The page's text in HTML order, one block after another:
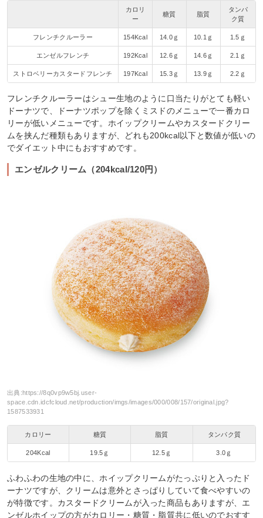
カロリ
ー
糖質 脂質
タンパ
ク質
フレンチクルーラー 154Kcal 14.0ｇ 10.1ｇ 1.5ｇ
エンゼルフレンチ 192Kcal 12.6ｇ 14.6ｇ 2.1ｇ
ストロベリーカスタードフレンチ 197Kcal 15.3ｇ 13.9ｇ 2.2ｇ
フレンチクルーラーはシュー生地のように口当たりがとても軽い
ドーナツで、ドーナツポップを除くミスドのメニューで一番カロ
リーが低いメニューです。ホイップクリームやカスタードクリー
ムを挟んだ種類もありますが、どれも200kcal以下と数値が低いの
でダイエット中にもおすすめです。
エンゼルクリーム（204kcal/120円）
出典:https://8q0vp9w5bj.user-
space.cdn.idcfcloud.net/production/imgs/images/000/008/157/original.jpg?
1587533931
カロリー 糖質 脂質 タンパク質
204Kcal 19.5ｇ 12.5ｇ 3.0ｇ
ふわふわの生地の中に、ホイップクリームがたっぷりと入ったド
ーナツですが、クリームは意外とさっぱりしていて食べやすいの
が特徴です。カスタードクリームが入った商品もありますが、エ
ンゼルホイップの方がカロリー・糖質・脂質共に低いのでおすす